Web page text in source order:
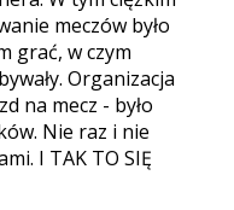
meczów było
grać, w czym
Organizacja
na mecz - było
Nie raz i nie
I TAK TO SIĘ